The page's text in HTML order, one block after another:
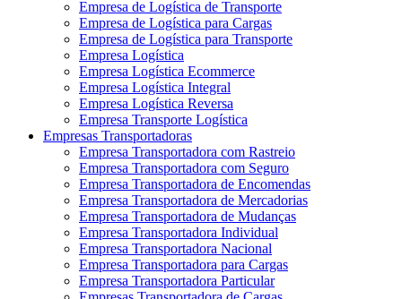
Empresa de Logística de Transporte
Empresa de Logística para Cargas
Empresa de Logística para Transporte
Empresa Logística
Empresa Logística Ecommerce
Empresa Logística Integral
Empresa Logística Reversa
Empresa Transporte Logística
Empresas Transportadoras
Empresa Transportadora com Rastreio
Empresa Transportadora com Seguro
Empresa Transportadora de Encomendas
Empresa Transportadora de Mercadorias
Empresa Transportadora de Mudanças
Empresa Transportadora Individual
Empresa Transportadora Nacional
Empresa Transportadora para Cargas
Empresa Transportadora Particular